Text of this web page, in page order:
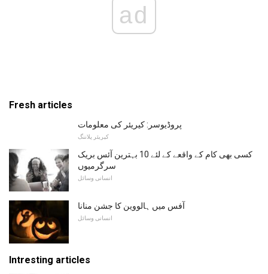
ad
Fresh articles
پروڈیوسر: کیریئر کی معلومات
کیریئر پلاننگ
کسی بھی کام کے واقعے کے لئے 10 بہترین آئس بریک
سرگرمیوں
انسانی وسائل
آفس میں ہالووین کا جشن منانا
انسانی وسائل
Intresting articles